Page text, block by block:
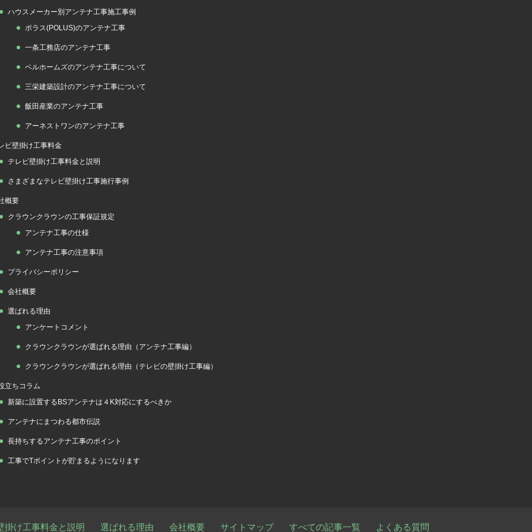
ハウスメーカー別アンテナ工事施工事例
ポラス(POLUS)のアンテナ工事
一条工務店のアンテナ工事
ベルホームズのアンテナ工事について
三栄建築設計のアンテナ工事について
飯田産業のアンテナ工事
アーネストワンのアンテナ工事
ビ壁掛け工事料金
テレビ壁掛け工事料金と説明
さまざまなテレビ壁掛け工事施行事例
概要
クラウンクラウンの工事保証規定
アンテナ工事の仕様
アンテナ工事の注意事項
プライバシーポリシー
会社概要
選ばれる理由
アンケートコメント
クラウンクラウンが選ばれる理由（アンテナ工事編）
クラウンクラウンが選ばれる理由（テレビの壁掛け工事編）
立ちコラム
新築に設置するBSアンテナは４K対応にするべきか
アンテナにまつわる都市伝説
長持ちするアンテナ工事のポイント
工事でTポイントが貯まるようになります
掛け工事料金と説明 選ばれる理由 会社概要 サイトマップ すべての記事一覧 よくある質問